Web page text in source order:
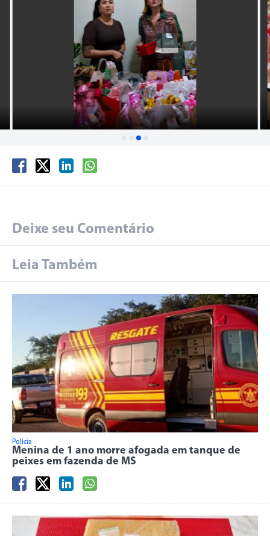
Deixe seu Comentário
Leia Também
Polícia
Menina de 1 ano morre afogada em tanque de
peixes em fazenda de MS